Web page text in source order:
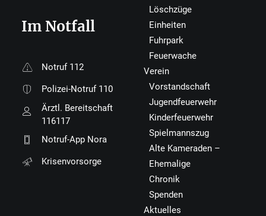
Im Notfall
Notruf 112
Polizei-Notruf 110
Ärztl. Bereitschaft
116117
Notruf-App Nora
Krisenvorsorge
Löschzüge
Einheiten
Fuhrpark
Feuerwache
Verein
Vorstandschaft
Jugendfeuerwehr
Kinderfeuerwehr
Spielmannszug
Alte Kameraden –
Ehemalige
Chronik
Spenden
Aktuelles